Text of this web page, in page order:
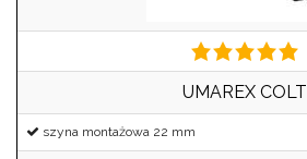
UMAREX COLT
szyna montażowa 22 mm